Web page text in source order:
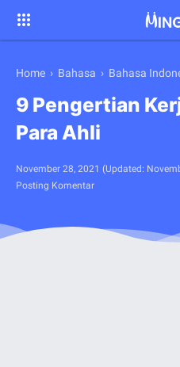
Home › Bahasa › Bahasa
9 Pengertian
Para Ahli
November 28, 2021 (Updated:
Posting Komentar